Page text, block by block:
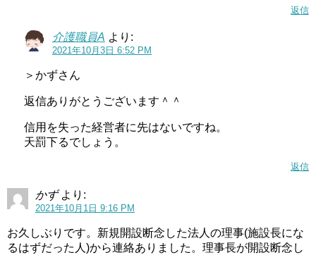
返信
介護職員A より:
2021年10月3日 6:52 PM
＞かずさん
返信ありがとうございます＾＾
信用を失った経営者に先はないですね。
天罰下るでしょう。
返信
かず より:
2021年10月1日 9:16 PM
お久しぶりです。新規開設断念した法人の理事(施設長にな
るはずだった人)から連絡ありました。理事長が開設断念し